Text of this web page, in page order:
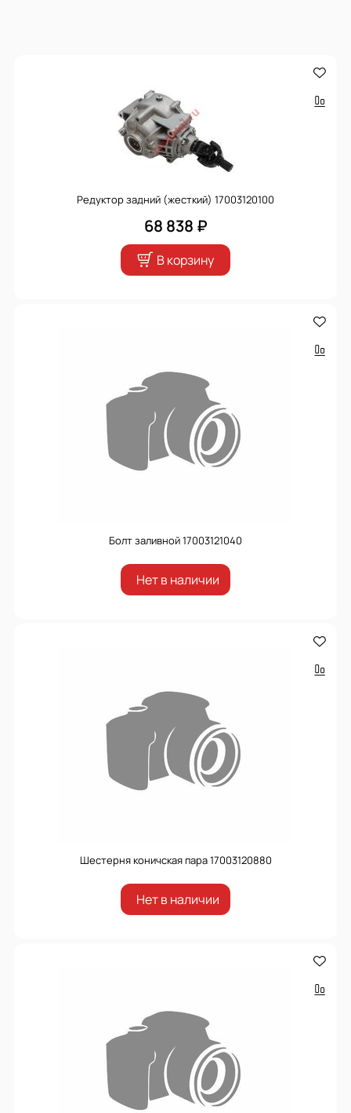
Редуктор задний (жесткий) 17003120100
68 838 ₽
В корзину
Болт заливной 17003121040
Нет в наличии
Шестерня коничская пара 17003120880
Нет в наличии